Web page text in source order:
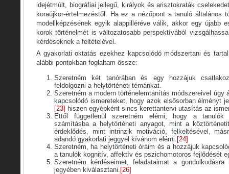
idejétmúlt, biográfiai jellegű, királyok és arisztokraták
koraújkor-értelmezéstől. Ha ez a nézőpont a tanuló általános
modellképzésének egyik alappilléréve válik, akkor egy újabb
korok történelmét is változatosabb perspektívából
kérdéseknek a feltételével.
A gyakorlati oktatás ezekhez kapcsolódó módszertani és
alábbi pontokban foglaltam össze:
Szeretném két tanórában és egy hozzájuk
feldolgozni a helytörténeti témánkat.
Szeretném a modern történelemtanítás módszereivel úgy
kapcsolódó ismereteket, hogy azok elsősorban élményt
[23] hiszen egyébként sincs kerettantervi utasítás az
Ettől függetlenül szeretném elérni, hogy a tanulók
számításba a helytörténeti anyagot, mint a
érdeklődés, mint intrinzik motiváció, felkeltésével,
adandó gyakorlati jeggyel kívánom elérni. [24]
Szeretném, ha helytörténeti óráim és a hozzájuk
a tanulók kognitív, affektív és pszichomotoros fejlődését
Szeretném kérdéseimet, feladataimat a
jegyében kiválasztani. [26]